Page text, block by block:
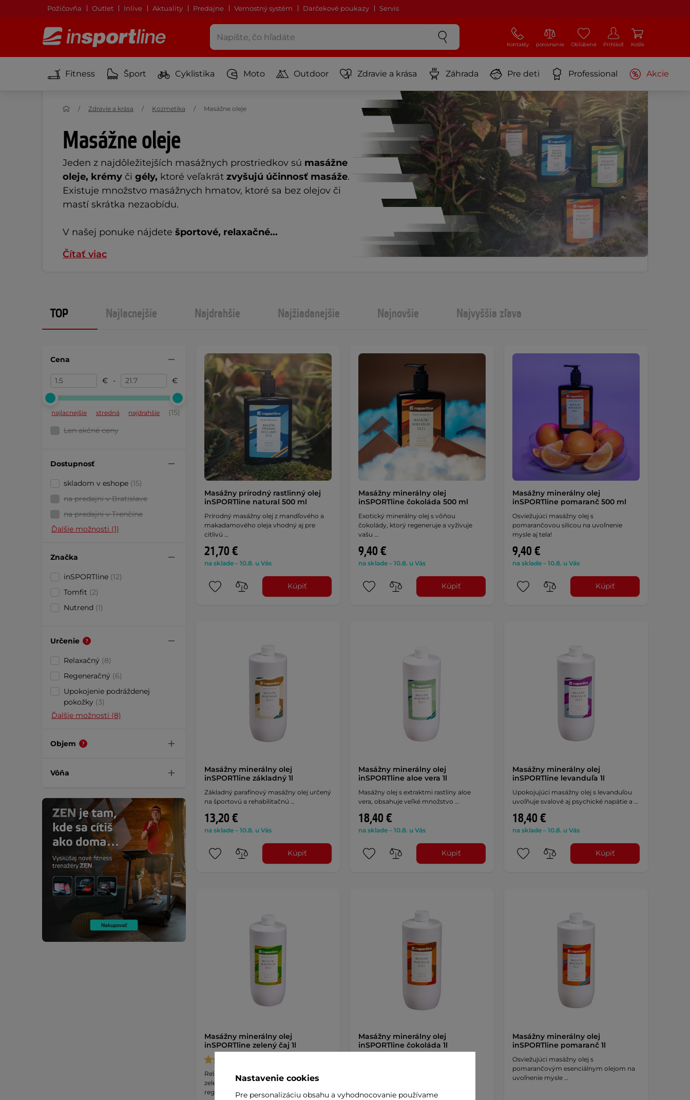
Požičovňa Outlet Inlive Aktuality Predajne Vernostný systém Darčekové poukazy Servis
Kontakty porovnanie Obľúbené Prihlásiť Košík
Fitness Šport Cyklistika Moto Outdoor Zdravie a krása Záhrada Pre deti Professional Akcie
Masážne oleje
Jeden z najdôležitejších masážnych prostriedkov sú masážne
oleje, krémy či gély, ktoré veľakrát zvyšujú účinnosť masáže.
Existuje množstvo masážnych hmatov, ktoré sa bez olejov či
mastí skrátka nezaobídu.
V našej ponuke nájdete športové, relaxačné...
Čítať viac
Zdravie a krása Kozmetika Masážne oleje
TOP Najlacnejšie Najdrahšie Najžiadanejšie Najnovšie Najvyššia zľava
Cena
€ - €
najlacnejšie stredná najdrahšie
(15)
Len akčné ceny
Dostupnosť
skladom v eshope (15)
na predajni v Bratislave
na predajni v Trenčíne
Ďalšie možnosti (1)
Značka
inSPORTline (12)
Tomfit (2)
Nutrend (1)
Určenie
Relaxačný (8)
Regeneračný (6)
Upokojenie podráždenej
pokožky (3)
Ďalšie možnosti (8)
Objem
Vôňa
Masážny prírodný rastlinný olej
inSPORTline natural 500 ml
Prírodný masážny olej z mandľového a
makadamového oleja vhodný aj pre
citlivú …
21,70 €
na sklade – 10.8. u Vás
Kúpiť
Masážny minerálny olej
inSPORTline čokoláda 500 ml
Exotický minerálny olej s vôňou
čokolády, ktorý regeneruje a vyživuje
vašu …
9,40 €
na sklade – 10.8. u Vás
Kúpiť
Masážny minerálny olej
inSPORTline pomaranč 500 ml
Osviežujúci masážny olej s
pomarančovou silicou na uvoľnenie
mysle aj tela!
9,40 €
na sklade – 10.8. u Vás
Kúpiť
Masážny minerálny olej
inSPORTline základný 1l
Základný parafínový masážny olej určený
na športovú a rehabilitačnú …
13,20 €
na sklade – 10.8. u Vás
Kúpiť
Masážny minerálny olej
inSPORTline aloe vera 1l
Masážny olej s extraktmi rastliny aloe
vera, obsahuje veľké množstvo …
18,40 €
na sklade – 10.8. u Vás
Kúpiť
Masážny minerálny olej
inSPORTline levanduľa 1l
Upokojujúci masážny olej s levanduľou
uvoľňuje svalové aj psychické napätie a …
18,40 €
na sklade – 10.8. u Vás
Kúpiť
Masážny minerálny olej
inSPORTline zelený čaj 1l
Relaxačný masážny olej s extraktom zo
zeleného čaju na upokojenie a
regeneráciu …
Masážny minerálny olej
inSPORTline čokoláda 1l
vašu …
Masážny minerálny olej
inSPORTline pomaranč 1l
Osviežujúci masážny olej s
pomarančovým esenciálnym olejom na
uvoľnenie mysle …
Nastavenie cookies
Pre personalizáciu obsahu a vyhodnocovanie používame